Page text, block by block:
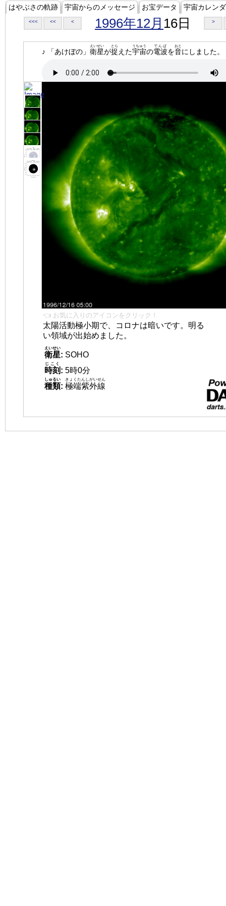
はやぶさの軌跡 宇宙からのメッセージ お宝データ 宇宙カレン
<<< << < 1996年12月 16日 >
♪ 「あけぼの」 衛星
えいせい
が捉
とら
えた宇宙
うちゅう
の電波
でんぱ
を音
おと
にしました。
👈 お気に入りのアイコンをクリック！
太陽活動極小期で、コロナは暗いです。明る
い領域が出始めました。
衛星
えいせい
: SOHO
時刻
じこく
: 5時0分
種類
しゅるい
: 極端紫外線
きょくたんしがいせん